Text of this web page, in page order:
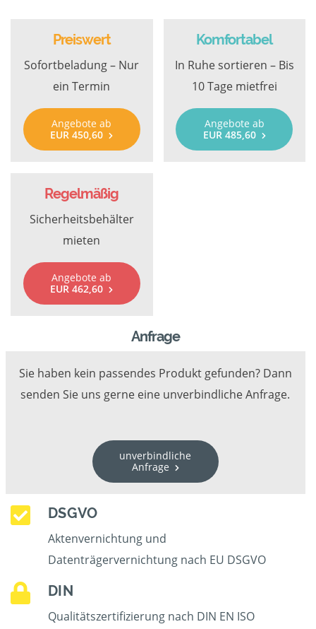
Preiswert
Sofortbeladung – Nur
ein Termin
Angebote ab
EUR 450,60
Komfortabel
In Ruhe sortieren – Bis
10 Tage mietfrei
Angebote ab
EUR 485,60
Regelmäßig
Sicherheitsbehälter
mieten
Angebote ab
EUR 462,60
Anfrage
Sie haben kein passendes Produkt gefunden? Dann
senden Sie uns gerne eine unverbindliche Anfrage.
unverbindliche
Anfrage
DSGVO
Aktenvernichtung und
Datenträgervernichtung nach EU DSGVO
DIN
Qualitätszertifizierung nach DIN EN ISO